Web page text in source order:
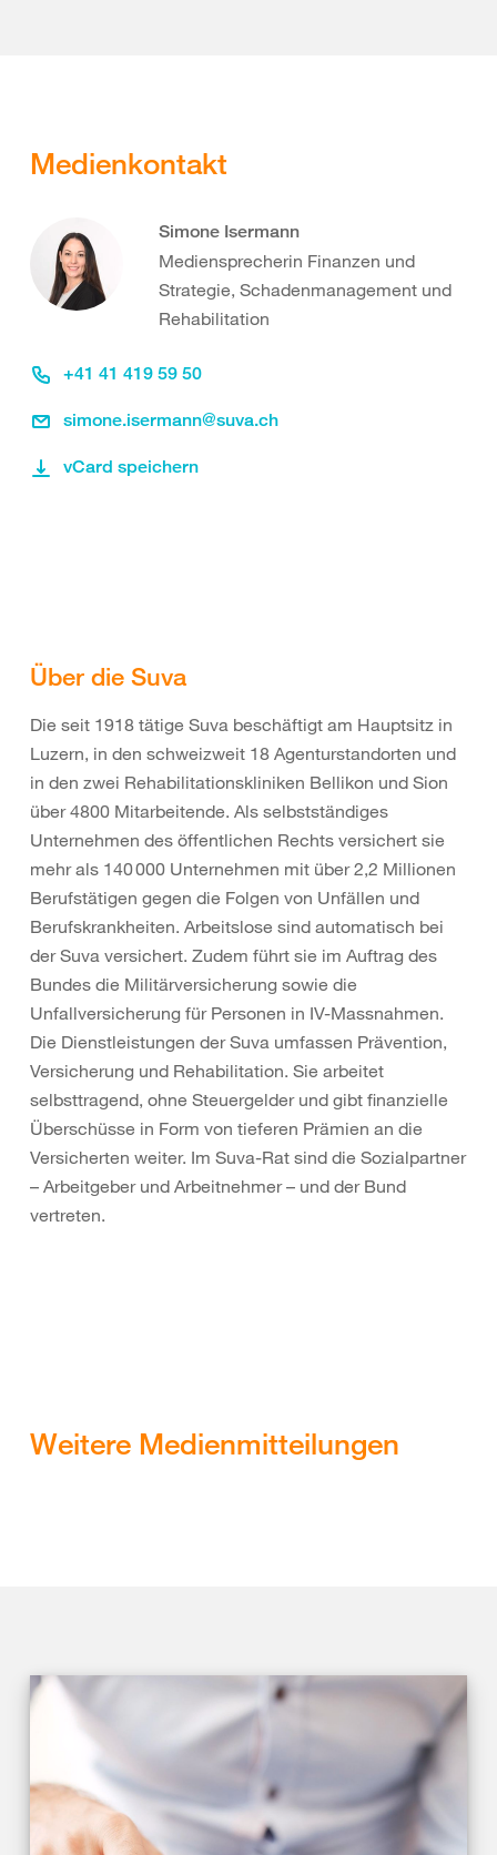
Medienkontakt
Simone Isermann
Mediensprecherin Finanzen und
Strategie, Schadenmanagement und
Rehabilitation
+41 41 419 59 50
simone.isermann@suva.ch
vCard speichern
Über die Suva
Die seit 1918 tätige Suva beschäftigt am Hauptsitz in
Luzern, in den schweizweit 18 Agenturstandorten und
in den zwei Rehabilitationskliniken Bellikon und Sion
über 4800 Mitarbeitende. Als selbstständiges
Unternehmen des öffentlichen Rechts versichert sie
mehr als 140 000 Unternehmen mit über 2,2 Millionen
Berufstätigen gegen die Folgen von Unfällen und
Berufskrankheiten. Arbeitslose sind automatisch bei
der Suva versichert. Zudem führt sie im Auftrag des
Bundes die Militärversicherung sowie die
Unfallversicherung für Personen in IV-Massnahmen.
Die Dienstleistungen der Suva umfassen Prävention,
Versicherung und Rehabilitation. Sie arbeitet
selbsttragend, ohne Steuergelder und gibt finanzielle
Überschüsse in Form von tieferen Prämien an die
Versicherten weiter. Im Suva-Rat sind die Sozialpartner
– Arbeitgeber und Arbeitnehmer – und der Bund
vertreten.
Weitere Medienmitteilungen